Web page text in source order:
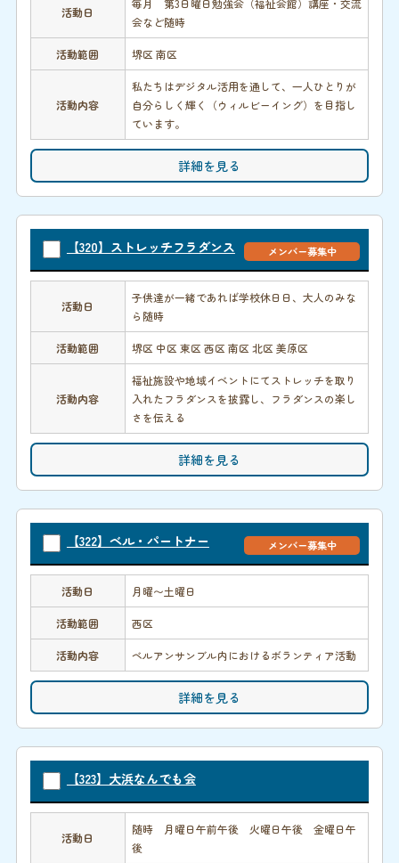
活動日
毎月 第3日曜日勉強会（福祉会館）講座・交流
会など随時
活動範囲 堺区 南区
活動内容
私たちはデジタル活用を通して、一人ひとりが
自分らしく輝く（ウィルビーイング）を目指し
ています。
詳細を見る
【320】ストレッチフラダンス メンバー募集中
活動日
子供達が一緒であれば学校休日日、大人のみな
ら随時
活動範囲 堺区 中区 東区 西区 南区 北区 美原区
活動内容
福祉施設や地域イベントにてストレッチを取り
入れたフラダンスを披露し、フラダンスの楽し
さを伝える
詳細を見る
【322】ベル・パートナー メンバー募集中
活動日 月曜〜土曜日
活動範囲 西区
活動内容 ベルアンサンブル内におけるボランティア活動
詳細を見る
【323】大浜なんでも会
活動日
随時 月曜日午前午後 火曜日午後 金曜日午
後